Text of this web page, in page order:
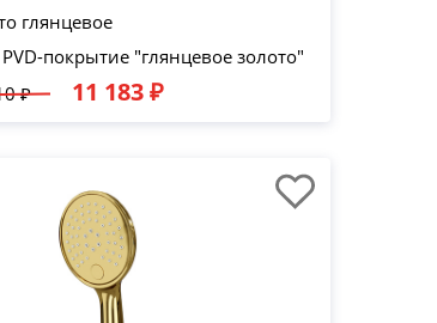
глянцевое
PVD-покрытие "глянцевое золото"
₽ 11 183 ₽